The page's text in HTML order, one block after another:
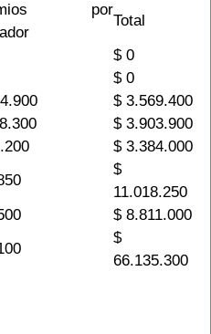
por
Total
$ 0
$ 0
$ 3.569.400
$ 3.903.900
$ 3.384.000
$
11.018.250
$ 8.811.000
$
66.135.300